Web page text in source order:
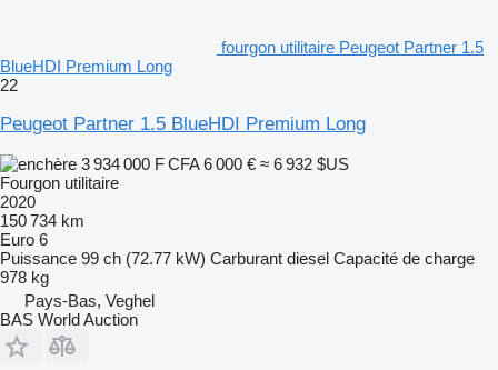
fourgon utilitaire Peugeot Partner 1.5
BlueHDI Premium Long
22
Peugeot Partner 1.5 BlueHDI Premium Long
3 934 000 F CFA6 000 € ≈ 6 932 $US
Fourgon utilitaire
2020
150 734 km
Euro 6
Puissance 99 ch (72.77 kW) Carburant diesel Capacité de charge
978 kg
Pays-Bas, Veghel
BAS World Auction